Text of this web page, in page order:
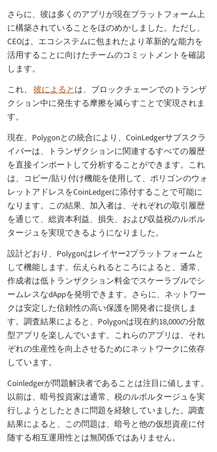
さらに、彼は多くのアプリが現在プラットフォーム上
に構築されていることをほのめかしました。ただし、
CEOは、エコシステムに包まれたより革新的な能力を
活用することに向けたチームのコミットメントを確認
します。
これ、 彼によるとは、ブロックチェーンでのトランザ
クション中に発生する摩擦を減らすことで実現されま
す。
現在、Polygonとの統合により、CoinLedgerサブスクラ
イバーは、トランザクションに関連するすべての履歴
を直接インポートして分析することができます。これ
は、コピー/貼り付け機能を使用して、ポリゴンのウォ
レットアドレスをCoinLedgerに添付することで可能に
なります。この結果、加入者は、それぞれの取引履歴
を通じて、総資本利益、損失、および収益税のルポル
タージュを実現できるようになりました。
設計どおり、Polygonはレイヤー2プラットフォームと
して機能します。伝えられるところによると、通常、
作成者は低トランザクション料金でスケーラブルでシ
ームレスなdAppを発明できます。さらに、ネットワー
クは安定した信頼性の高い保護を開発者に提供しま
す。調査結果によると、Polygonは現在約18,000の分散
型アプリを楽しんでいます。これらのアプリは、それ
ぞれの生産性を向上させるためにネットワークに依存
しています。
Coinledgerが問題解決者であることは注目に値します。
以前は、暗号投資家は通常、税のルポルタージュを実
行しようとしたときに問題を経験していました。調査
結果によると、この問題は、暗号と他の仮想資産に付
随する相互運用性とは無関係ではありません。